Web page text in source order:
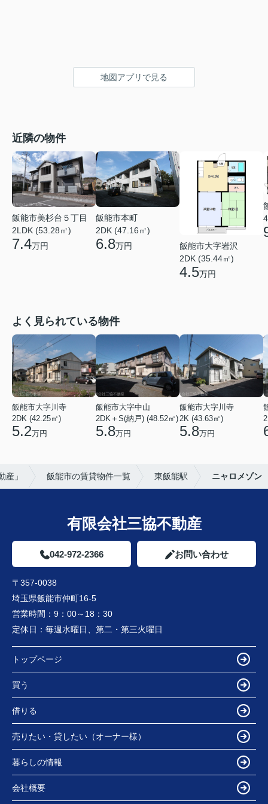
地図アプリで見る
近隣の物件
飯能市美杉台５丁目
2LDK (53.28㎡)
7.4万円
飯能市本町
2DK (47.16㎡)
6.8万円
飯能市大字岩沢
2DK (35.44㎡)
4.5万円
よく見られている物件
飯能市大字川寺
2DK (42.25㎡)
5.2万円
飯能市大字中山
2DK＋S(納戸) (48.52㎡)
5.8万円
飯能市大字川寺
2K (43.63㎡)
5.8万円
」 飯能市の賃貸物件一覧 東飯能駅 ニャロメゾン
有限会社三協不動産
042-972-2366 お問い合わせ
〒357-0038
埼玉県飯能市仲町16-5
営業時間： 9：00～18：30
定休日： 毎週水曜日、第二・第三火曜日
トップページ
買う
借りる
売りたい・貸したい（オーナー様）
暮らしの情報
会社概要